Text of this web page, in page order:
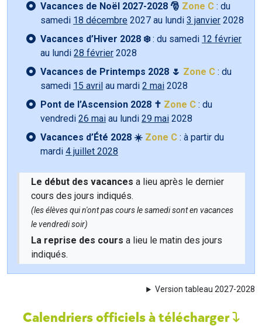
Vacances de Noël 2027-2028 🎅 Zone C : du
samedi 18 décembre 2027 au lundi 3 janvier 2028
Vacances d’Hiver 2028 ❄️: du samedi 12 février
au lundi 28 février 2028
Vacances de Printemps 2028 🌷 Zone C : du
samedi 15 avril au mardi 2 mai 2028
Pont de l’Ascension 2028 ✝️ Zone C : du
vendredi 26 mai au lundi 29 mai 2028
Vacances d’Été 2028 ☀️ Zone C : à partir du
mardi 4 juillet 2028
Le début des vacances a lieu après le dernier
cours des jours indiqués.
(les élèves qui n'ont pas cours le samedi sont en vacances
le vendredi soir)
La reprise des cours a lieu le matin des jours
indiqués.
Version tableau 2027-2028
Calendriers officiels à télécharger